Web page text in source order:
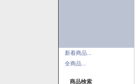
新着商品...
全商品...
商品検索